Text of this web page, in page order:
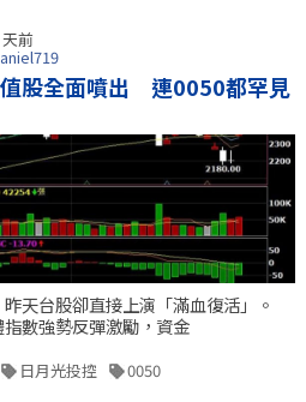
前
股全面噴出 連0050都罕見
天台股卻直接上演「滿血復活」。
數強勢反彈激勵，資金
日月光投控 0050